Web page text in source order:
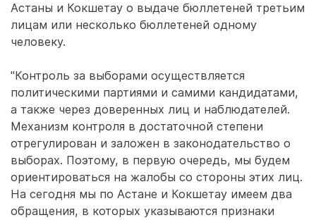
Астаны и Кокшетау о выдаче бюллетеней третьим
лицам или несколько бюллетеней одному
человеку.
"Контроль за выборами осуществляется
политическими партиями и самими кандидатами,
а также через доверенных лиц и наблюдателей.
Механизм контроля в достаточной степени
отрегулирован и заложен в законодательство о
выборах. Поэтому, в первую очередь, мы будем
ориентироваться на жалобы со стороны этих лиц.
На сегодня мы по Астане и Кокшетау имеем два
обращения, в которых указываются признаки